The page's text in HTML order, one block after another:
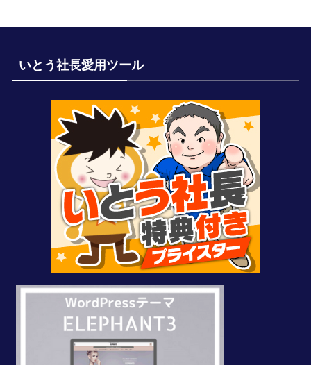
いとう社長愛用ツール